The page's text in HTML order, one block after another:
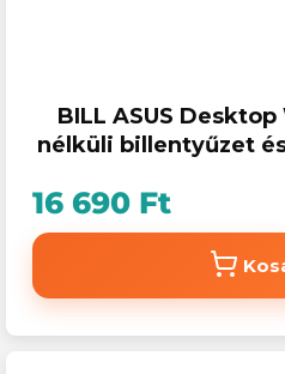
BILL ASUS
nélküli billentyűzet
16 690 Ft